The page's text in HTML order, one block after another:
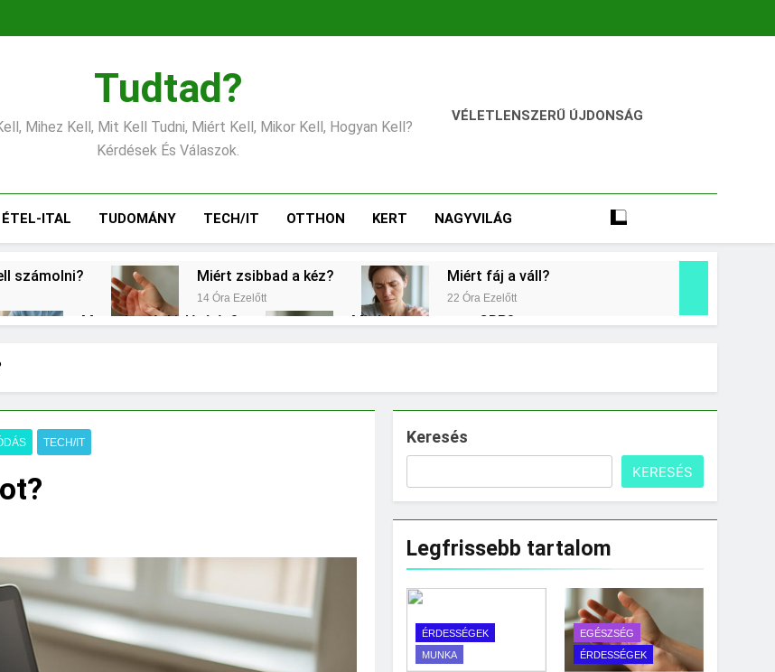
Tudtad?
Mihez Kell, Mit Kell Tudni, Miért Kell, Mikor Kell, Hogyan Kell?
Kérdések És Válaszok.
VÉLETLENSZERŰ ÚJDONSÁG
ÉTEL-ITAL TUDOMÁNY TECH/IT OTTHON KERT NAGYVILÁG
számolni? Miért zsibbad a kéz?
14 Óra Ezelőtt
Miért fáj a váll?
22 Óra Ezelőtt
Mennyi a végkielégítés? Mit jelent a magas CRP?
Mennyi a táppénz?
TECH/IT Keresés
KERESÉS
Legfrissebb tartalom
ÉRDESSÉGEK
MUNKA
EGÉSZSÉG
ÉRDESSÉGEK